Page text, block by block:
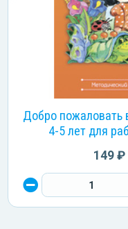
Добро пожаловать
4-5 лет для
149 ₽